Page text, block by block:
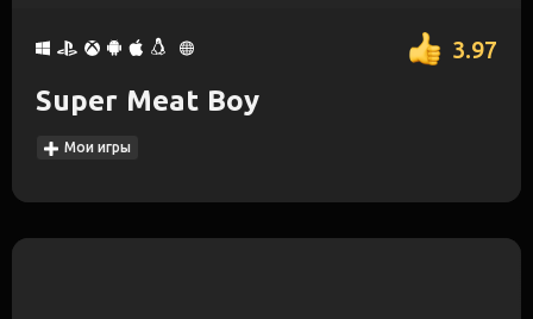
3.97
Super Meat Boy
Мои игры